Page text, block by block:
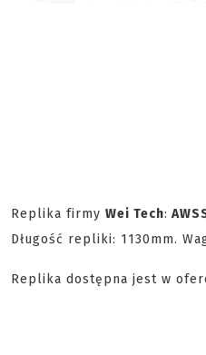
Replika firmy Wei Tech:
Długość repliki: 1130mm.
Replika dostępna jest w